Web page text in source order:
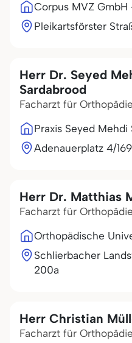
Corpus MVZ
Pleikartsförster
Herr Dr. Seyed
Sardabrood
Facharzt für
Praxis Seyed Mehdi
Adenauerplatz 4/1
Herr Dr. Matthias
Facharzt für
Orthopädische
Schlierbacher
200a
Herr Christian
Facharzt für